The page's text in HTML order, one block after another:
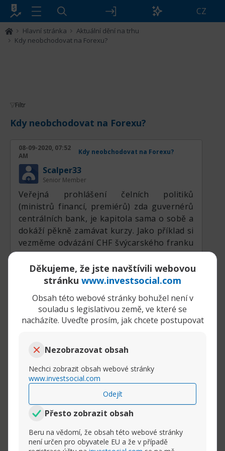
CZ
Hlavní stránka
Aktuální dění na trhu
Kdy neobchodovat na Forexu?
Děkujeme, že jste navštívili webovou
stránku www.investsocial.com
Obsah této webové stránky bohužel není v
souladu s legislativou země, ve které se
nacházíte. Uveďte prosím, jak chcete postupovat
Nezobrazovat obsah
Nechci zobrazit obsah webové stránky
www.investsocial.com
Odejít
Přesto zobrazit obsah
Beru na vědomí, že obsah této webové stránky
není určen pro obyvatele EU a že v případě
Filtr
Kdy neobchodovat na Forexu?
08-09-2020, 07:52
AM
Kdy neobchodovat na Forexu?
Scalper33
Senior Member
Veřejná prohlášení čelních politiků
(ministrů financí, premiérů) zda guvernérů
centrálních bank, je kapitola sama o sobě a
dokáží pěkně zamávat kurzy. Jako příklad si
vezměme odvázání CHF švýcarského franku
od EURA v lednu 2015 (a následné posílení
franku o 20%) které způsobilo obrovské
problémy obchodníkům a forexovým
(1)
03-09-2020, 08:31
Kdy neobchodovat na Forexu?
Scalper33
Senior Member